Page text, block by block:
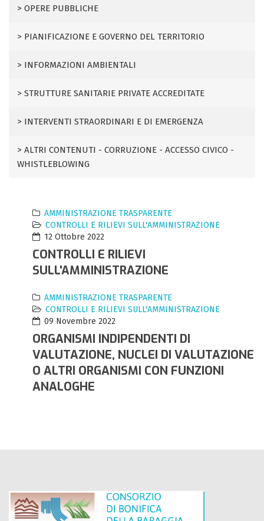
OPERE PUBBLICHE
PIANIFICAZIONE E GOVERNO DEL TERRITORIO
INFORMAZIONI AMBIENTALI
STRUTTURE SANITARIE PRIVATE ACCREDITATE
INTERVENTI STRAORDINARI E DI EMERGENZA
ALTRI CONTENUTI - CORRUZIONE - ACCESSO CIVICO -
WHISTLEBLOWING
AMMINISTRAZIONE TRASPARENTE
CONTROLLI E RILIEVI SULL'AMMINISTRAZIONE
12 Ottobre 2022
CONTROLLI E RILIEVI
SULL'AMMINISTRAZIONE
AMMINISTRAZIONE TRASPARENTE
CONTROLLI E RILIEVI SULL'AMMINISTRAZIONE
09 Novembre 2022
ORGANISMI INDIPENDENTI DI
VALUTAZIONE, NUCLEI DI VALUTAZIONE
O ALTRI ORGANISMI CON FUNZIONI
ANALOGHE